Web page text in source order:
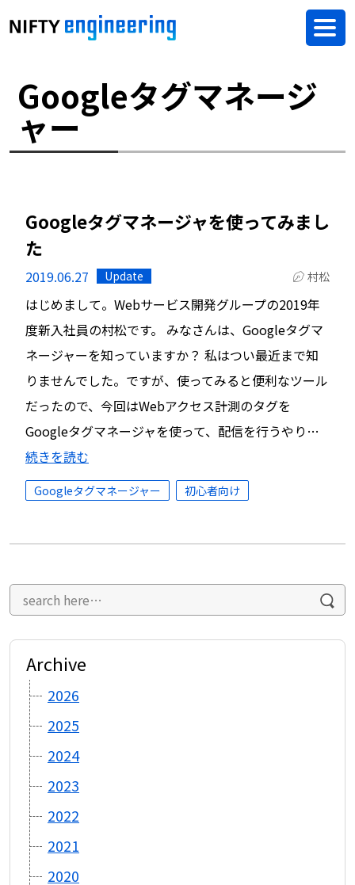
Googleタグマネージ
ャー
Googleタグマネージャを使ってみまし
た
2019.06.27 Update 村松
はじめまして。Webサービス開発グループの2019年
度新入社員の村松です。 みなさんは、Googleタグマ
ネージャーを知っていますか？ 私はつい最近まで知
りませんでした。ですが、使ってみると便利なツール
だったので、今回はWebアクセス計測のタグを
Googleタグマネージャを使って、配信を行うやり…
続きを読む
Googleタグマネージャー 初心者向け
Archive
2026
2025
2024
2023
2022
2021
2020